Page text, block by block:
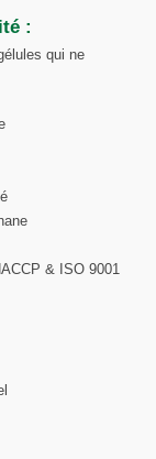
:
qui ne
& ISO 9001